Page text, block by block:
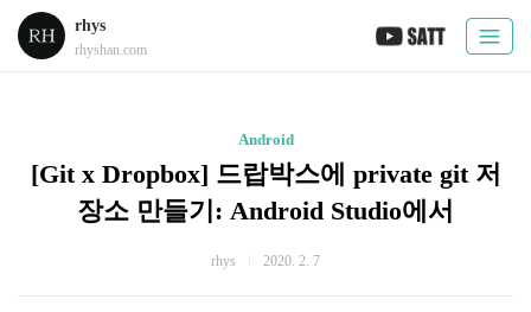
rhys
rhyshan.com
Android
[Git x Dropbox] 드랍박스에 private git 저
장소 만들기: Android Studio에서
rhys 2020. 2. 7